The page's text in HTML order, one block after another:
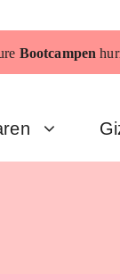
Bootcampen